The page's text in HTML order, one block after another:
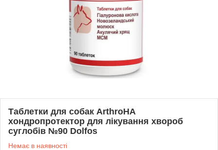
Таблетки для собак ArthroHA
хондропротектор для лікування хвороб
суглобів №90 Dolfos
Немає в наявності